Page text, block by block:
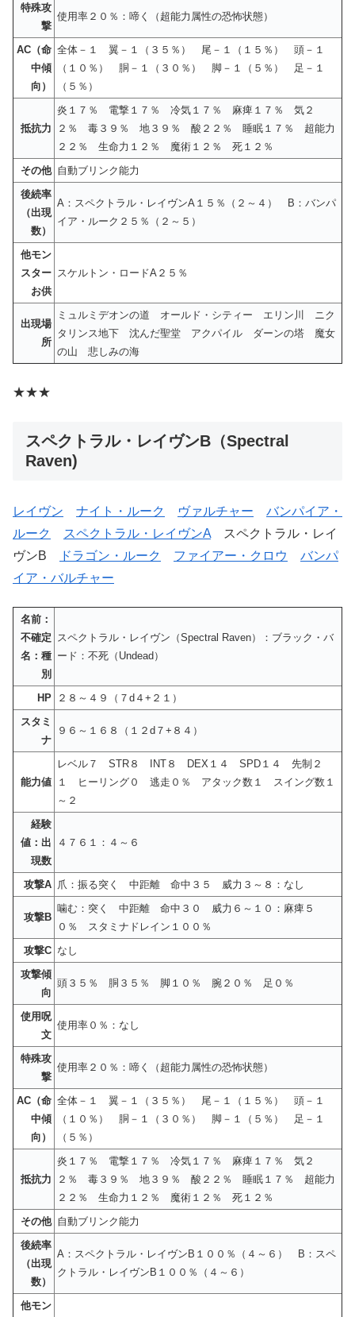
特殊攻
撃
使用率２０％：啼く（超能力属性の恐怖状態）
AC（命
中傾
向）
全体－１ 翼－１（３５％） 尾－１（１５％） 頭－１
（１０％） 胴－１（３０％） 脚－１（５％） 足－１
（５％）
抵抗力
炎１７％ 電撃１７％ 冷気１７％ 麻痺１７％ 気２
２％ 毒３９％ 地３９％ 酸２２％ 睡眠１７％ 超能力
２２％ 生命力１２％ 魔術１２％ 死１２％
その他 自動ブリンク能力
後続率
（出現
数）
A：スペクトラル・レイヴンA１５％（２～４） B：バンパ
イア・ルーク２５％（２～５）
他モン
スター
お供
スケルトン・ロードA２５％
出現場
所
ミュルミデオンの道 オールド・シティー エリン川 ニク
タリンス地下 沈んだ聖堂 アクパイル ダーンの塔 魔女
の山 悲しみの海
★★★
スペクトラル・レイヴンB（Spectral
Raven)
レイヴン ナイト・ルーク ヴァルチャー
バンパイア・
ルーク
スペクトラル・レイヴンA スペクトラル・レイ
ヴンB
ドラゴン・ルーク ファイアー・クロウ
バンパ
イア・バルチャー
名前：
不確定
名：種
別
スペクトラル・レイヴン（Spectral Raven）：ブラック・バ
ード：不死（Undead）
HP
２８～４９（７d４+２１）
スタミ
ナ
９６～１６８（１２d７+８４）
能力値
レベル７ STR８ INT８ DEX１４ SPD１４ 先制２
１ ヒーリング０ 逃走０％ アタック数１ スイング数１
～２
経験
値：出
現数
４７６１：４～６
攻撃A 爪：振る突く 中距離 命中３５ 威力３～８：なし
攻撃B
噛む：突く 中距離 命中３０ 威力６～１０：麻痺５
０％ スタミナドレイン１００％
攻撃C なし
攻撃傾
向
頭３５％ 胴３５％ 脚１０％ 腕２０％ 足０％
使用呪
文
使用率０％：なし
特殊攻
撃
使用率２０％：啼く（超能力属性の恐怖状態）
AC（命
中傾
向）
全体－１ 翼－１（３５％） 尾－１（１５％） 頭－１
（１０％） 胴－１（３０％） 脚－１（５％） 足－１
（５％）
抵抗力
炎１７％ 電撃１７％ 冷気１７％ 麻痺１７％ 気２
２％ 毒３９％ 地３９％ 酸２２％ 睡眠１７％ 超能力
２２％ 生命力１２％ 魔術１２％ 死１２％
その他 自動ブリンク能力
後続率
（出現
数）
A：スペクトラル・レイヴンB１００％（４～６） B：スペ
クトラル・レイヴンB１００％（４～６）
他モン